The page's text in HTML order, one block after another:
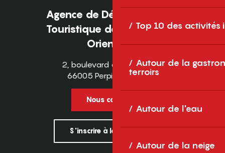
Top 10 des activités
Autour de la
terroirs
Autour de l'eau
Autour de la neige
Agence de Développement
Touristique des Pyrénées-
Orientales
2, boulevard des Pyrénées
66005 Perpignan Cedex
Nous contacter
S'inscrire à la newsletter